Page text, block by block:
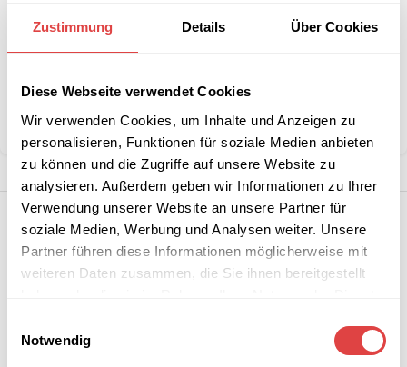
Zustimmung Details Über Cookies
Diese Webseite verwendet Cookies
Wir verwenden Cookies, um Inhalte und Anzeigen zu
personalisieren, Funktionen für soziale Medien anbieten
zu können und die Zugriffe auf unsere Website zu
analysieren. Außerdem geben wir Informationen zu Ihrer
Verwendung unserer Website an unsere Partner für
soziale Medien, Werbung und Analysen weiter. Unsere
Partner führen diese Informationen möglicherweise mit
weiteren Daten zusammen, die Sie ihnen bereitgestellt
Notwendig
Marke:Gastro Uzal
Teilen: